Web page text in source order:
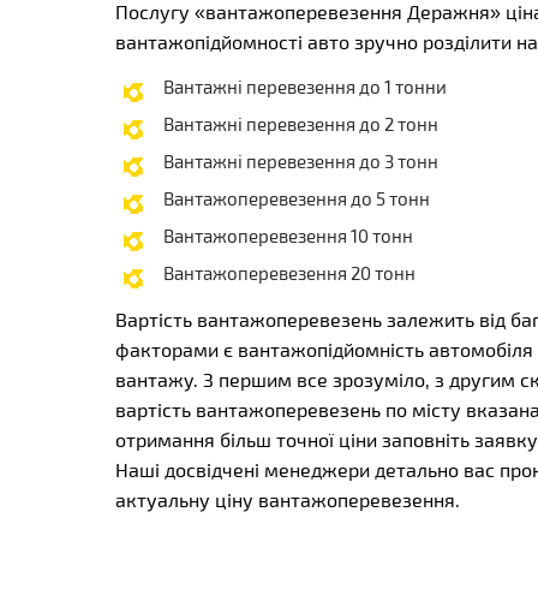
Послугу «вантажоперевезення Деражня»
вантажопідйомності авто зручно розділити
Вантажні перевезення до 1 тонни
Вантажні перевезення до 2 тонн
Вантажні перевезення до 3 тонн
Вантажоперевезення до 5 тонн
Вантажоперевезення 10 тонн
Вантажоперевезення 20 тонн
Вартість вантажоперевезень залежить від
факторами є вантажопідйомність
вантажу. З першим все зрозуміло, з другим
вартість вантажоперевезень по місту
отримання більш точної ціни заповніть
Наші досвідчені менеджери детально вас
актуальну ціну вантажоперевезення.